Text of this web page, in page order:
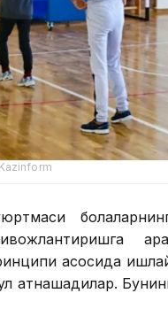
асосида
қатнашадилар.